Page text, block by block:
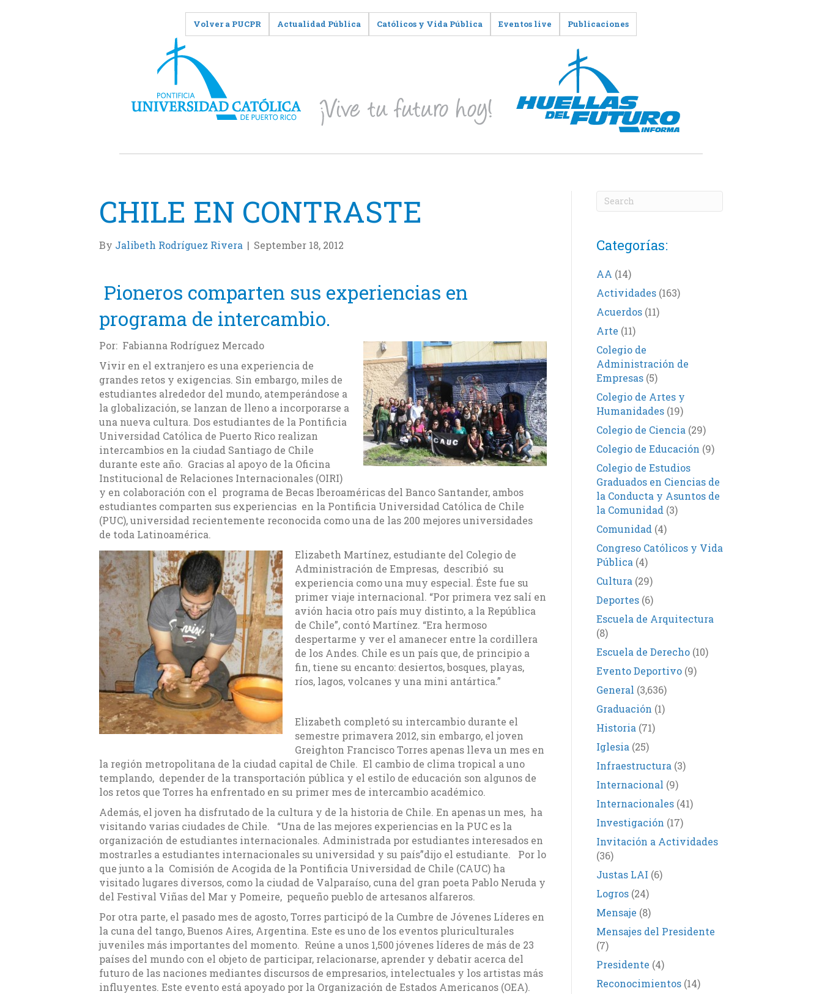
Volver a PUCPR Actualidad Pública Católicos y Vida Pública Eventos live Publicaciones
CHILE EN CONTRASTE
By Jalibeth Rodríguez Rivera | September 18, 2012
Pioneros comparten sus experiencias en
programa de intercambio.
Por: Fabianna Rodríguez Mercado
Vivir en el extranjero es una experiencia de
grandes retos y exigencias. Sin embargo, miles de
estudiantes alrededor del mundo, atemperándose a
la globalización, se lanzan de lleno a incorporarse a
una nueva cultura. Dos estudiantes de la Pontificia
Universidad Católica de Puerto Rico realizan
intercambios en la ciudad Santiago de Chile
durante este año. Gracias al apoyo de la Oficina
Institucional de Relaciones Internacionales (OIRI)
y en colaboración con el programa de Becas Iberoaméricas del Banco Santander, ambos
estudiantes comparten sus experiencias en la Pontificia Universidad Católica de Chile
(PUC), universidad recientemente reconocida como una de las 200 mejores universidades
de toda Latinoamérica.
Elizabeth Martínez, estudiante del Colegio de
Administración de Empresas, describió su
experiencia como una muy especial. Éste fue su
primer viaje internacional. “Por primera vez salí en
avión hacia otro país muy distinto, a la República
de Chile”, contó Martínez. “Era hermoso
despertarme y ver el amanecer entre la cordillera
de los Andes. Chile es un país que, de principio a
fin, tiene su encanto: desiertos, bosques, playas,
ríos, lagos, volcanes y una mini antártica.”
Elizabeth completó su intercambio durante el
semestre primavera 2012, sin embargo, el joven
Greighton Francisco Torres apenas lleva un mes en
la región metropolitana de la ciudad capital de Chile. El cambio de clima tropical a uno
templando, depender de la transportación pública y el estilo de educación son algunos de
los retos que Torres ha enfrentado en su primer mes de intercambio académico.
Además, el joven ha disfrutado de la cultura y de la historia de Chile. En apenas un mes, ha
visitando varias ciudades de Chile. “Una de las mejores experiencias en la PUC es la
organización de estudiantes internacionales. Administrada por estudiantes interesados en
mostrarles a estudiantes internacionales su universidad y su país”dijo el estudiante. Por lo
que junto a la Comisión de Acogida de la Pontificia Universidad de Chile (CAUC) ha
visitado lugares diversos, como la ciudad de Valparaíso, cuna del gran poeta Pablo Neruda y
del Festival Viñas del Mar y Pomeire, pequeño pueblo de artesanos alfareros.
Por otra parte, el pasado mes de agosto, Torres participó de la Cumbre de Jóvenes Líderes en
la cuna del tango, Buenos Aires, Argentina. Este es uno de los eventos pluriculturales
juveniles más importantes del momento. Reúne a unos 1,500 jóvenes líderes de más de 23
países del mundo con el objeto de participar, relacionarse, aprender y debatir acerca del
futuro de las naciones mediantes discursos de empresarios, intelectuales y los artistas más
influyentes. Este evento está apoyado por la Organización de Estados Americanos (OEA).
Categorías:
AA (14)
Actividades(163)
Acuerdos(11)
Arte (11)
Colegio de
Administración de
Empresas(5)
Colegio de Artes y
Humanidades(19)
Colegio de Ciencia (29)
Colegio de Educación (9)
Colegio de Estudios
Graduados en Ciencias de
la Conducta y Asuntos de
la Comunidad (3)
Comunidad (4)
Congreso Católicos y Vida
Pública (4)
Cultura (29)
Deportes(6)
Escuela de Arquitectura
(8)
Escuela de Derecho(10)
Evento Deportivo(9)
General (3,636)
Graduación (1)
Historia (71)
Iglesia (25)
Infraestructura (3)
Internacional (9)
Internacionales(41)
Investigación (17)
Invitación a Actividades
(36)
Justas LAI (6)
Logros(24)
Mensaje (8)
Mensajes del Presidente
(7)
Presidente (4)
Reconocimientos(14)